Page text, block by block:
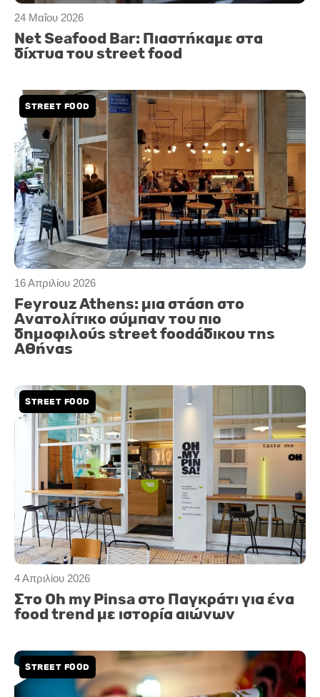
24 Μαΐου 2026
Net Seafood Bar: Πιαστήκαμε στα
δίχτυα του street food
16 Απριλίου 2026
STREET FOOD
Feyrouz Athens: μια στάση στο
Ανατολίτικο σύμπαν του πιο
δημοφιλούς street foodάδικου της
Αθήνας
4 Απριλίου 2026
STREET FOOD
Στο Oh my Pinsa στο Παγκράτι για ένα
food trend με ιστορία αιώνων
STREET FOOD